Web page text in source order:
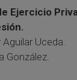
Ejercicio
Uceda.
González.